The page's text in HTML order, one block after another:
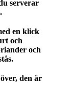
serverar
en klick
och
och
den är